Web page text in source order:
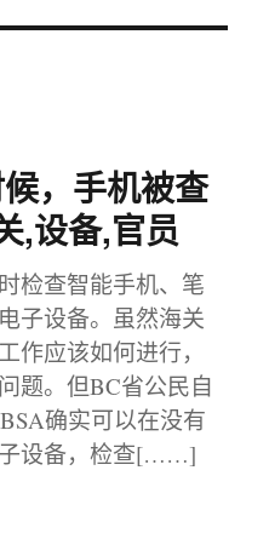
，手机被查
,设备,官员
检查智能手机、笔
子设备。虽然海关
作应该如何进行，
题。但BC省公民自
确实可以在没有
子设备，检查[……]